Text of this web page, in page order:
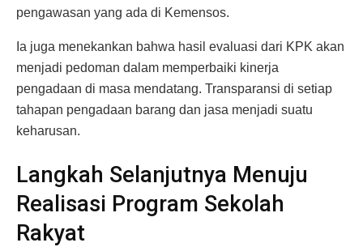
pengawasan yang ada di Kemensos.
Ia juga menekankan bahwa hasil evaluasi dari KPK akan
menjadi pedoman dalam memperbaiki kinerja
pengadaan di masa mendatang. Transparansi di setiap
tahapan pengadaan barang dan jasa menjadi suatu
keharusan.
Langkah Selanjutnya Menuju
Realisasi Program Sekolah
Rakyat